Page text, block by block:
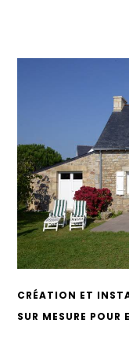
CRÉATION ET
SUR MESURE